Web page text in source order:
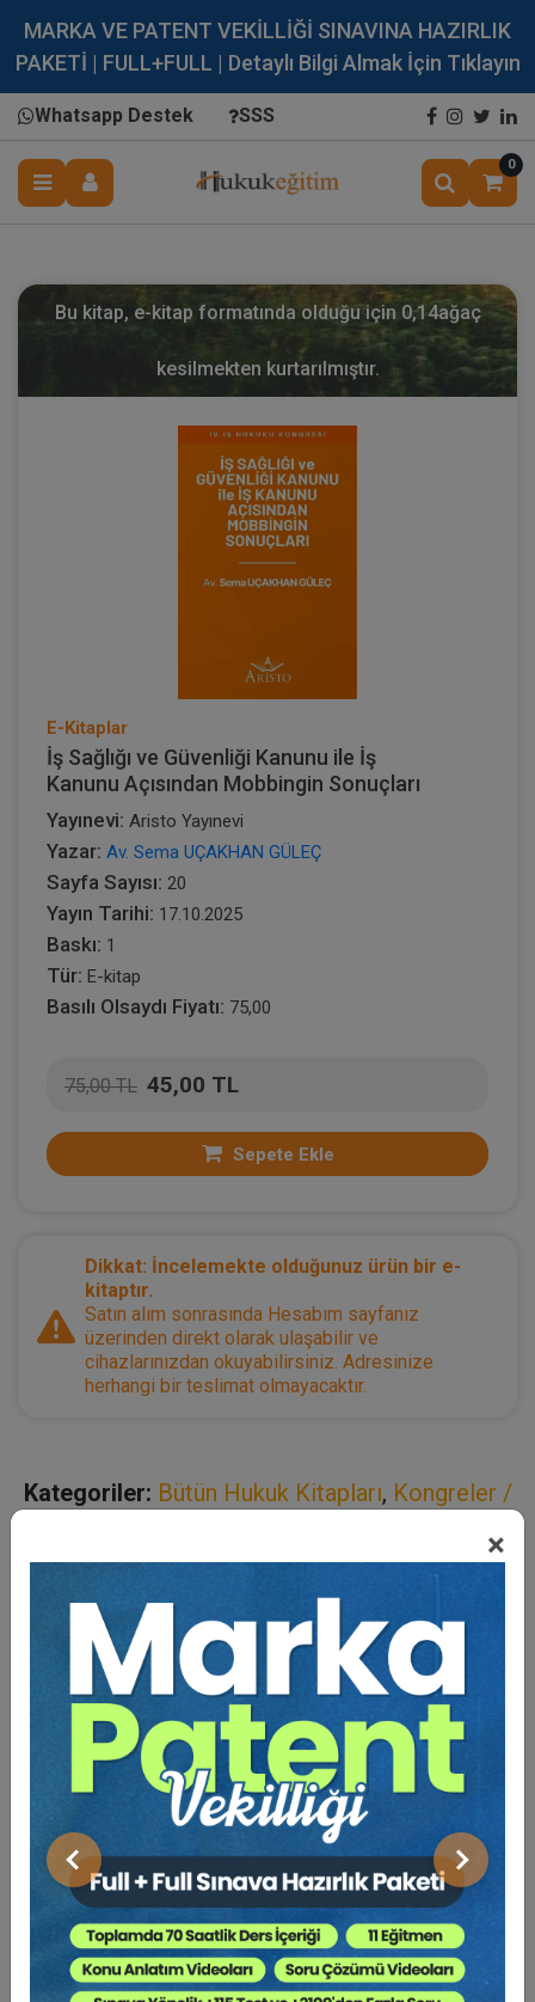
MARKA VE PATENT VEKİLLİĞİ SINAVINA HAZIRLIK
PAKETİ | FULL+FULL | Detaylı Bilgi Almak İçin Tıklayın
Whatsapp Destek SSS
0
×
Önceki Sonraki
Bu kitap, e-kitap formatında olduğu için 0,14ağaç
kesilmekten kurtarılmıştır.
E-Kitaplar
İş Sağlığı ve Güvenliği Kanunu ile İş
Kanunu Açısından Mobbingin Sonuçları
Yayınevi: Aristo Yayınevi
Yazar: Av. Sema UÇAKHAN GÜLEÇ
Sayfa Sayısı: 20
Yayın Tarihi: 17.10.2025
Baskı: 1
Tür: E-kitap
Basılı Olsaydı Fiyatı: 75,00
75,00 TL 45,00 TL
Sepete Ekle
Dikkat: İncelemekte olduğunuz ürün bir e-
kitaptır.
Satın alım sonrasında Hesabım sayfanız
üzerinden direkt olarak ulaşabilir ve
cihazlarınızdan okuyabilirsiniz. Adresinize
herhangi bir teslimat olmayacaktır.
Kategoriler: Bütün Hukuk Kitapları, Kongreler /
Bu Kitap İçin Kaç Ağaç
Kesiliyor ?
Toplum yaşantısında her alanda; evde, işte, okulda ve
sokakta en çok ihtiyaç duyulan şey huzurdur. Ancak
modern çağın bizlere getirdiği en büyük olumsuzluk
stres ve gerilimdir. İnsanlar, yaşadıkları olumsuzluklar
karşısında strese maruz kalmakta ve bu stresi
üzerlerinden atmak için kendilerine göre daha zayıf
gördükleri kişilere karşı agresif davranarak rahatlamaya
çalışmaktadırlar. Bu ise, ahlaken ve hukuken hoş